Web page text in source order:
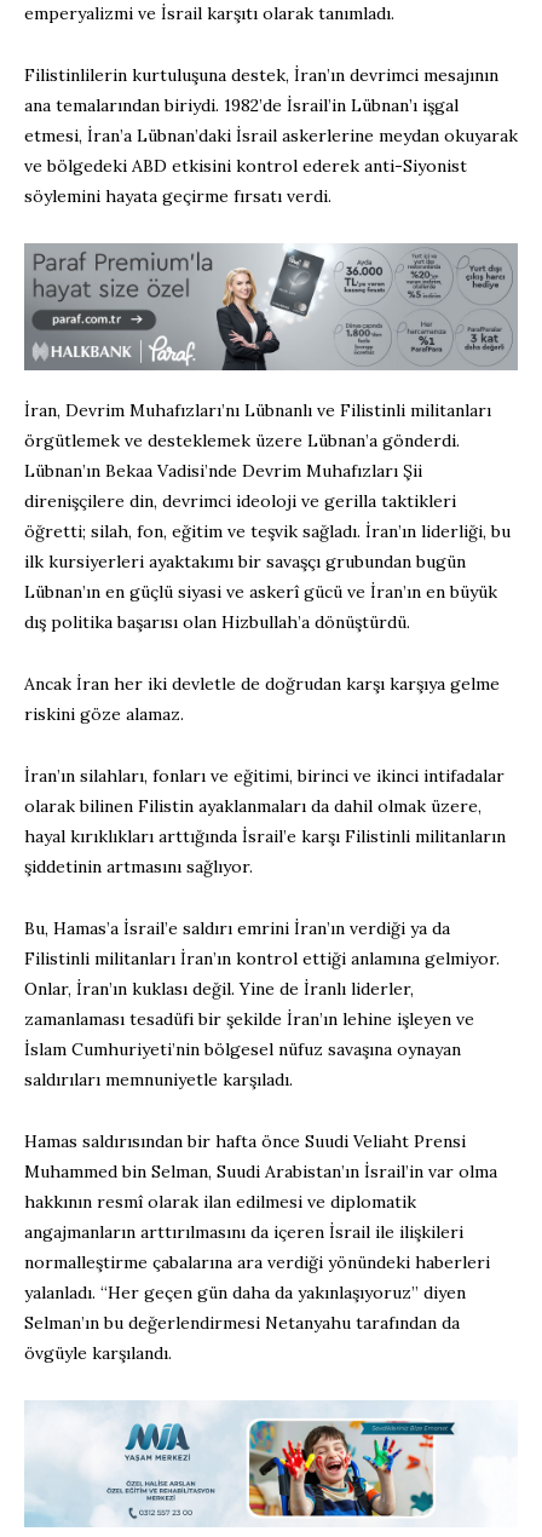
emperyalizmi ve İsrail karşıtı olarak tanımladı.
Filistinlilerin kurtuluşuna destek, İran’ın devrimci mesajının
ana temalarından biriydi. 1982’de İsrail’in Lübnan’ı işgal
etmesi, İran’a Lübnan’daki İsrail askerlerine meydan okuyarak
ve bölgedeki ABD etkisini kontrol ederek anti-Siyonist
söylemini hayata geçirme fırsatı verdi.
İran, Devrim Muhafızları’nı Lübnanlı ve Filistinli militanları
örgütlemek ve desteklemek üzere Lübnan’a gönderdi.
Lübnan’ın Bekaa Vadisi’nde Devrim Muhafızları Şii
direnişçilere din, devrimci ideoloji ve gerilla taktikleri
öğretti; silah, fon, eğitim ve teşvik sağladı. İran’ın liderliği, bu
ilk kursiyerleri ayaktakımı bir savaşçı grubundan bugün
Lübnan’ın en güçlü siyasi ve askerî gücü ve İran’ın en büyük
dış politika başarısı olan Hizbullah’a dönüştürdü.
Ancak İran her iki devletle de doğrudan karşı karşıya gelme
riskini göze alamaz.
İran’ın silahları, fonları ve eğitimi, birinci ve ikinci intifadalar
olarak bilinen Filistin ayaklanmaları da dahil olmak üzere,
hayal kırıklıkları arttığında İsrail’e karşı Filistinli militanların
şiddetinin artmasını sağlıyor.
Bu, Hamas’a İsrail’e saldırı emrini İran’ın verdiği ya da
Filistinli militanları İran’ın kontrol ettiği anlamına gelmiyor.
Onlar, İran’ın kuklası değil. Yine de İranlı liderler,
zamanlaması tesadüfi bir şekilde İran’ın lehine işleyen ve
İslam Cumhuriyeti’nin bölgesel nüfuz savaşına oynayan
saldırıları memnuniyetle karşıladı.
Hamas saldırısından bir hafta önce Suudi Veliaht Prensi
Muhammed bin Selman, Suudi Arabistan’ın İsrail’in var olma
hakkının resmî olarak ilan edilmesi ve diplomatik
angajmanların arttırılmasını da içeren İsrail ile ilişkileri
normalleştirme çabalarına ara verdiği yönündeki haberleri
yalanladı. “Her geçen gün daha da yakınlaşıyoruz” diyen
Selman’ın bu değerlendirmesi Netanyahu tarafından da
övgüyle karşılandı.